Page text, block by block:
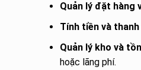
Quản lý đặt hàng
Tính tiền và
Quản lý kho và
hoặc lãng phí.